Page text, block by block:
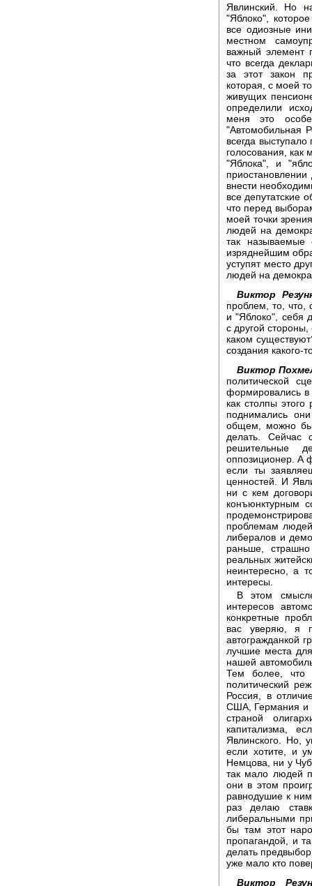
Явлинский. Но
"Яблоко",
все одиозные
местном
важный элемент
что всегда
за этот закон
которая, с моей
живущих
определили
меня это
"Автомобильная
всегда
голосования, как
"Яблока", и
внести
все депутатские
что перед
моей точки
людей на
так
изряднейшим
уступят место
людей на
Виктор
проблем, то, что,
и "Яблоко", себя
с другой
каком
создания какого-
Виктор
политической
формировались
как столпы
поднимались
общем, можно
делать. Сейчас
решительные
оппозиционер. А
если ты
ценностей. И
ни с кем
конъюнктурным
проблемам
либералов и
раньше,
реальных
неинтересно, а
интересы.
В этом
интересов
конкретные
вас уверяю, я
автогражданкой
лучшие места
нашей
Тем более, что
политический
Россия, в
США, Германия и
страной
капитализма,
Явлинского. Но,
если хотите, и
Немцова, ни у
так мало людей
они в этом
равнодушие к
раз делаю
либеральными
бы там этот
пропагандой, и
делать
уже мало кто
Виктор